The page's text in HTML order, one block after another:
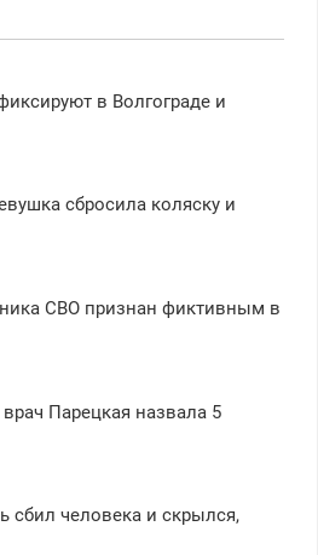
в Волгограде и
сбросила коляску и
СВО признан фиктивным в
Парецкая назвала 5
сбил человека и скрылся,